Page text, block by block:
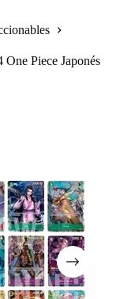
Piece Japonés